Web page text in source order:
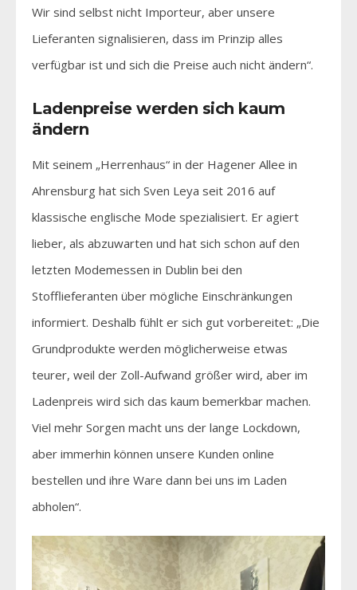
Wir sind selbst nicht Importeur, aber unsere
Lieferanten signalisieren, dass im Prinzip alles
verfügbar ist und sich die Preise auch nicht ändern“.
Ladenpreise werden sich kaum
ändern
Mit seinem „Herrenhaus“ in der Hagener Allee in
Ahrensburg hat sich Sven Leya seit 2016 auf
klassische englische Mode spezialisiert. Er agiert
lieber, als abzuwarten und hat sich schon auf den
letzten Modemessen in Dublin bei den
Stofflieferanten über mögliche Einschränkungen
informiert. Deshalb fühlt er sich gut vorbereitet: „Die
Grundprodukte werden möglicherweise etwas
teurer, weil der Zoll-Aufwand größer wird, aber im
Ladenpreis wird sich das kaum bemerkbar machen.
Viel mehr Sorgen macht uns der lange Lockdown,
aber immerhin können unsere Kunden online
bestellen und ihre Ware dann bei uns im Laden
abholen“.